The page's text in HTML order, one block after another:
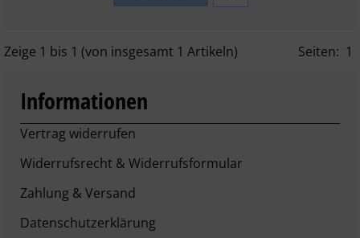
Zeige 1 bis 1 (von insgesamt 1 Artikeln) Seiten: 1
Informationen
Vertrag widerrufen
Widerrufsrecht & Widerrufsformular
Zahlung & Versand
Datenschutzerklärung